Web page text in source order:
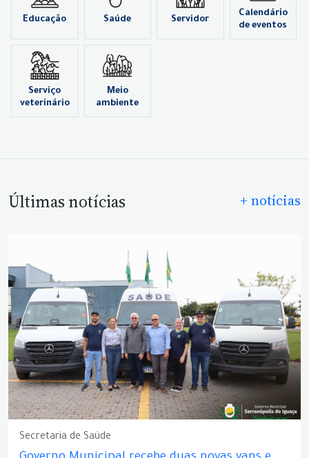
Educação Saúde Servidor
Calendário
de eventos
Serviço
veterinário
Meio
ambiente
Últimas notícias + notícias
Secretaria de Saúde